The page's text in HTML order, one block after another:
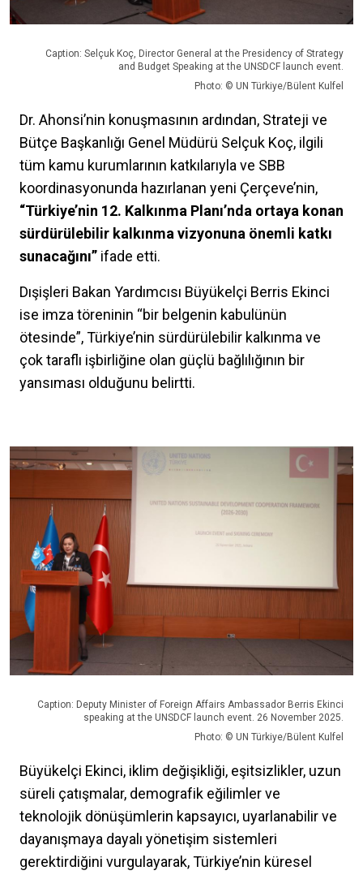
Caption: Selçuk Koç, Director General at the Presidency of Strategy
and Budget Speaking at the UNSDCF launch event.
Photo: © UN Türkiye/Bülent Kulfel
Dr. Ahonsi’nin konuşmasının ardından, Strateji ve
Bütçe Başkanlığı Genel Müdürü Selçuk Koç, ilgili
tüm kamu kurumlarının katkılarıyla ve SBB
koordinasyonunda hazırlanan yeni Çerçeve’nin,
“Türkiye’nin 12. Kalkınma Planı’nda ortaya konan
sürdürülebilir kalkınma vizyonuna önemli katkı
sunacağını” ifade etti.
Dışişleri Bakan Yardımcısı Büyükelçi Berris Ekinci
ise imza töreninin “bir belgenin kabulünün
ötesinde”, Türkiye’nin sürdürülebilir kalkınma ve
çok taraflı işbirliğine olan güçlü bağlılığının bir
yansıması olduğunu belirtti.
Caption: Deputy Minister of Foreign Affairs Ambassador Berris Ekinci
speaking at the UNSDCF launch event. 26 November 2025.
Photo: © UN Türkiye/Bülent Kulfel
Büyükelçi Ekinci, iklim değişikliği, eşitsizlikler, uzun
süreli çatışmalar, demografik eğilimler ve
teknolojik dönüşümlerin kapsayıcı, uyarlanabilir ve
dayanışmaya dayalı yönetişim sistemleri
gerektirdiğini vurgulayarak, Türkiye’nin küresel